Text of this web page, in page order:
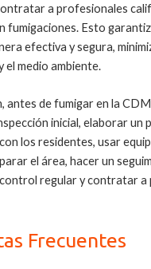
a profesionales
fumigaciones. Esto
efectiva y segura,
el medio ambiente.
antes de fumigar en la
inicial, elaborar un
los residentes, usar
el área, hacer un
regular y contratar a
Frecuentes